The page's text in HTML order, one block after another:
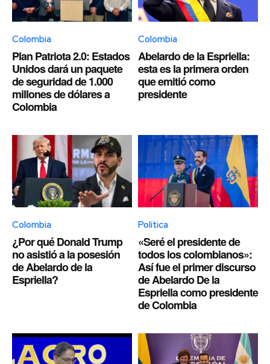
Colombia
Plan Patriota 2.0: Estados
Unidos dará un paquete
de seguridad de 1.000
millones de dólares a
Colombia
Colombia
Abelardo de la Espriella:
esta es la primera orden
que emitió como
presidente
Colombia
¿Por qué Donald Trump
no asistió a la posesión
de Abelardo de la
Espriella?
Política
«Seré el presidente de
todos los colombianos»:
Así fue el primer discurso
de Abelardo De la
Espriella como presidente
de Colombia